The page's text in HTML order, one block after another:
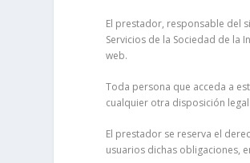
El prestador, responsable del
Servicios de la Sociedad de la
web.
Toda persona que acceda a
cualquier otra disposición
El prestador se reserva el
usuarios dichas obligaciones,